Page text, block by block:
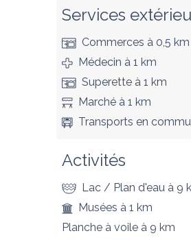
Services
Commerces à 0,5 km
Médecin à 1 km
Superette à 1 km
Marché à 1 km
Transports en
Activités
Lac / Plan d'eau à 9
Musées à 1 km
Planche à voile à 9 km